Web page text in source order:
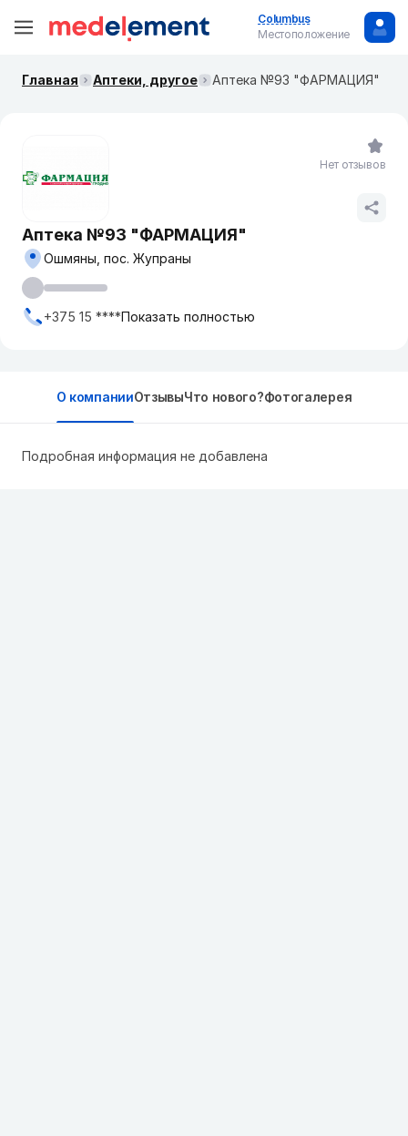
Columbus
Местоположение
Главная Аптеки, другое Аптека №93 "ФАРМАЦИЯ"
Аптека №93 "ФАРМАЦИЯ"
Ошмяны, пос. Жупраны
+375 15 ****Показать полностью
Нет отзывов
О компанииОтзывыЧто нового?Фотогалерея
Подробная информация не добавлена